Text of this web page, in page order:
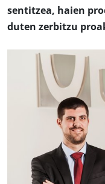
sentitzea, haien
duten zerbitzu